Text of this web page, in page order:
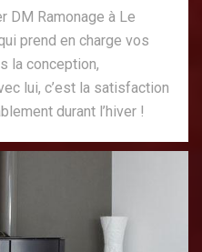
DM Ramonage à Le
prend en charge vos
la conception,
lui, c’est la satisfaction
durant l’hiver !